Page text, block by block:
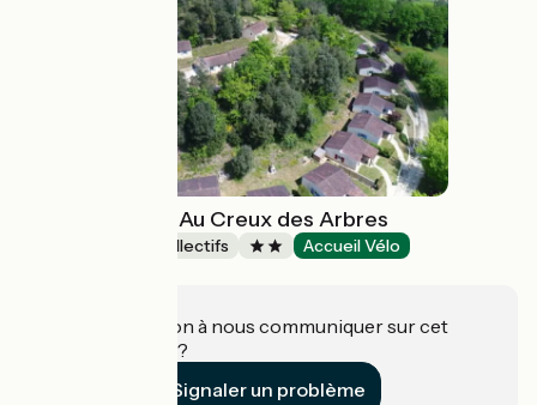
Village de gîtes Au Creux des Arbres
Hébergements collectifs Accueil Vélo
Une information à nous communiquer sur cet
établissement ?
Signaler un problème